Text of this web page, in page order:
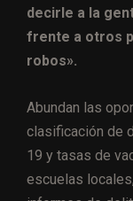
decirle a la
frente a otros
robos».
Abundan las
clasificación de
19 y tasas de
escuelas